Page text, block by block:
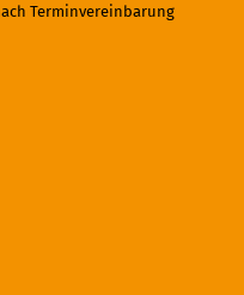
Terminvereinbarung